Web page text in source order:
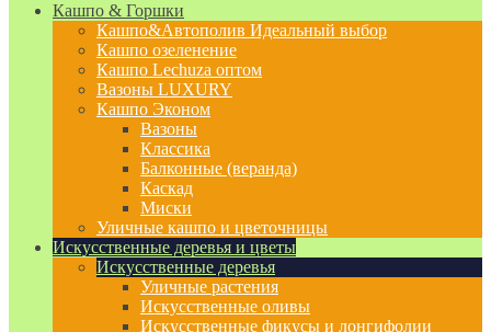
Кашпо & Горшки
Кашпо&Автополив Идеальный выбор
Кашпо озеленение
Кашпо Lechuza оптом
Вазоны LUXURY
Кашпо Эконом
Вазоны
Классика
Балконные (веранда)
Каскад
Миски
Уличные кашпо и цветочницы
Искусственные деревья и цветы
Искусственные деревья
Уличные растения
Искусственные оливы
Искусственные фикусы и лонгифолии